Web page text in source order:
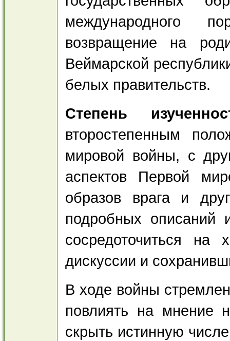
международного
возвращение на
Веймарской
белых правительств.
Степень
второстепенным
мировой войны, с
аспектов Первой
образов врага и
подробных описаний
сосредоточиться на
дискуссии и
В ходе войны
повлиять на мнение
скрыть истинную